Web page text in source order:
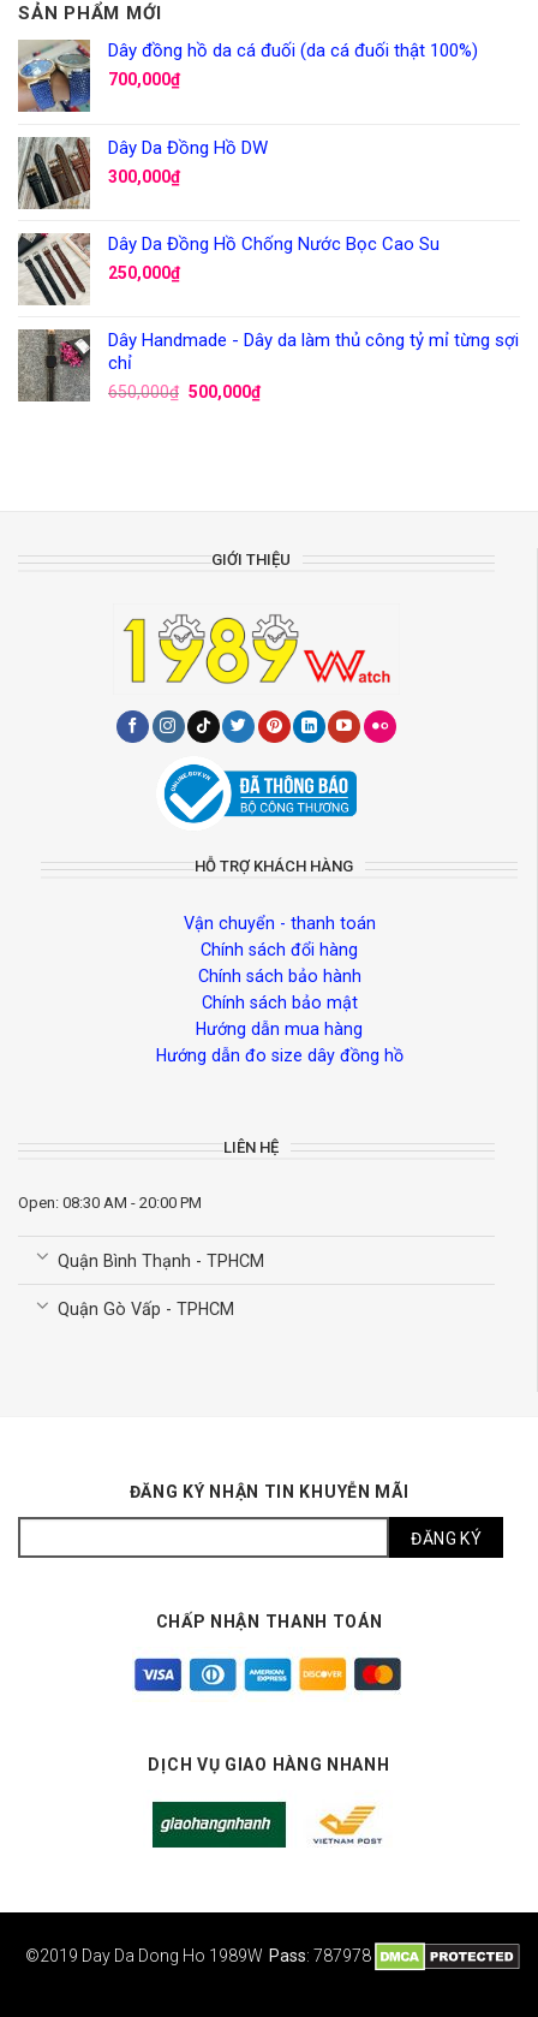
SẢN PHẨM MỚI
Dây đồng hồ da cá đuối (da cá đuối thật 100%)
700,000₫
Dây Da Đồng Hồ DW
300,000₫
Dây Da Đồng Hồ Chống Nước Bọc Cao Su
250,000₫
Dây Handmade - Dây da làm thủ công tỷ mỉ từng sợi
chỉ
650,000₫ 500,000₫
GIỚI THIỆU
HỖ TRỢ KHÁCH HÀNG
Vận chuyển - thanh toán
Chính sách đổi hàng
Chính sách bảo hành
Chính sách bảo mật
Hướng dẫn mua hàng
Hướng dẫn đo size dây đồng hồ
LIÊN HỆ
Open: 08:30 AM - 20:00 PM
Quận Bình Thạnh - TPHCM
Quận Gò Vấp - TPHCM
ĐĂNG KÝ NHẬN TIN KHUYỄN MÃI
CHẤP NHẬN THANH TOÁN
DỊCH VỤ GIAO HÀNG NHANH
©2019 Day Da Dong Ho 1989W Pass: 787978